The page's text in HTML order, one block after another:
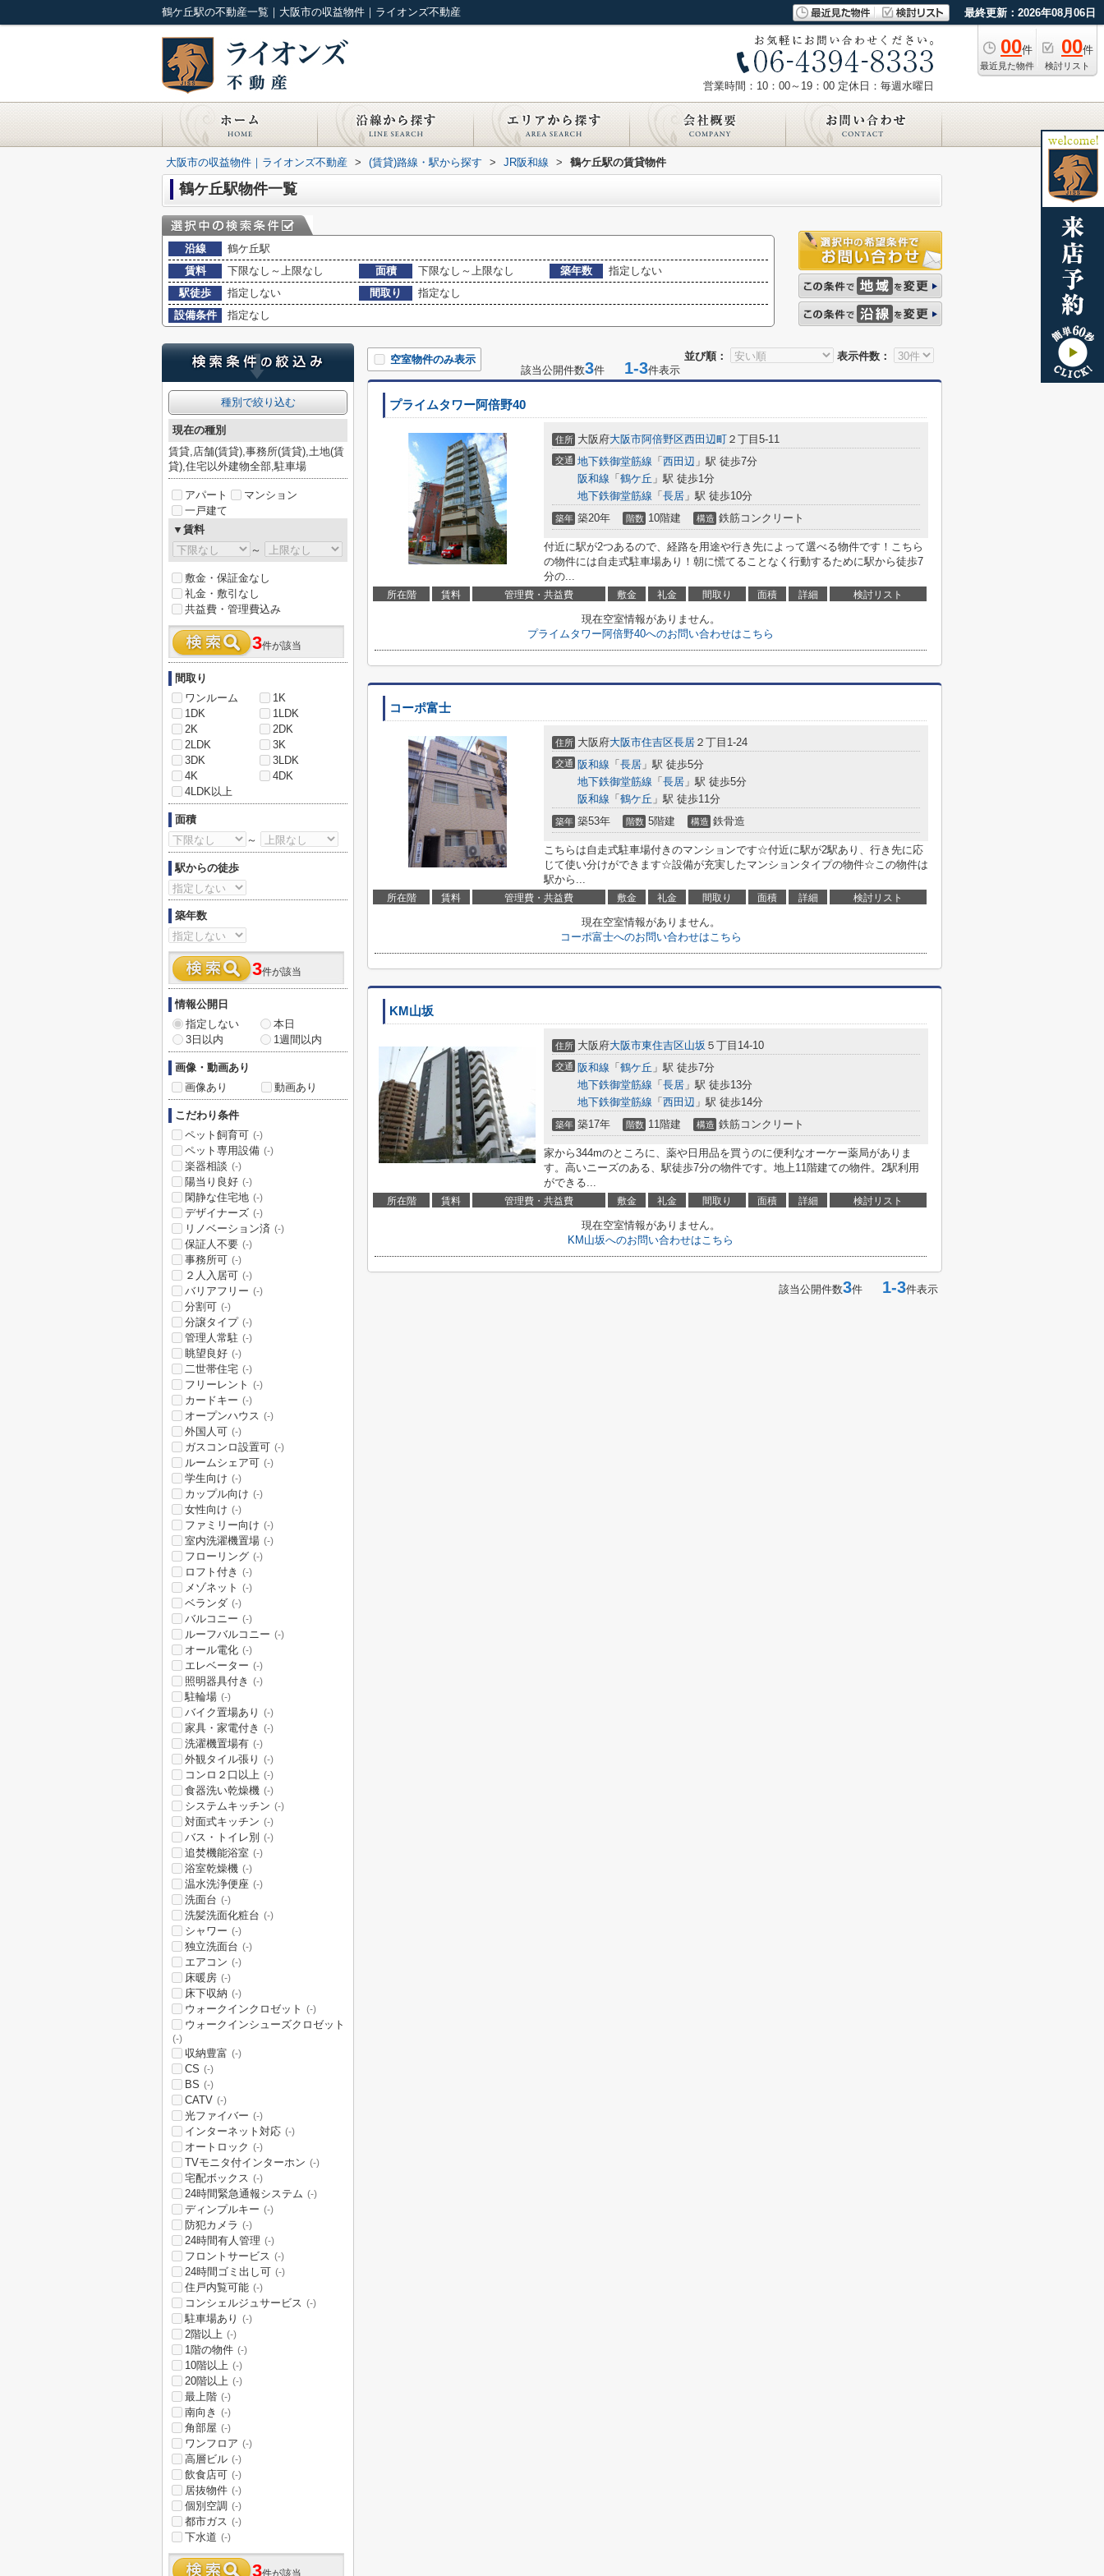
鶴ケ丘駅の不動産一覧｜大阪市の収益物件｜ライオンズ不動産 最終更新：2026年08月06日
00件
最近見た物件
00件
検討リスト
営業時間：10：00～19：00 定休日：毎週水曜日
大阪市の収益物件｜ライオンズ不動産 > (賃貸)路線・駅から探す > JR阪和線 > 鶴ケ丘駅の賃貸物件
鶴ケ丘駅物件一覧
沿線
鶴ケ丘駅
賃料
下限なし～上限なし 面積 下限なし～上限なし 築年数
指定しない
駅徒歩
指定しない 間取り
指定なし
設備条件
指定なし
並び順： 表示件数：
空室物件のみ表示
該当公開件数3件 1-3件表示
プライムタワー阿倍野40
住所 大阪府大阪市阿倍野区西田辺町 ２丁目5-11
交通 地下鉄御堂筋線 「 西田辺 」駅 徒歩7分
阪和線 「 鶴ケ丘 」駅 徒歩1分
地下鉄御堂筋線 「 長居 」駅 徒歩10分
築年 築20年 階数 10階建 構造 鉄筋コンクリート
付近に駅が2つあるので、経路を用途や行き先によって選べる物件です！こちら
の物件には自走式駐車場あり！朝に慌てることなく行動するために駅から徒歩7
分の...
所在階 賃料 管理費・共益費 敷金 礼金 間取り 面積 詳細 検討リスト
現在空室情報がありません。
プライムタワー阿倍野40へのお問い合わせはこちら
コーポ富士
住所 大阪府大阪市住吉区長居 ２丁目1-24
交通 阪和線 「 長居 」駅 徒歩5分
地下鉄御堂筋線 「 長居 」駅 徒歩5分
阪和線 「 鶴ケ丘 」駅 徒歩11分
築年 築53年 階数 5階建 構造 鉄骨造
こちらは自走式駐車場付きのマンションです☆付近に駅が2駅あり、行き先に応
じて使い分けができます☆設備が充実したマンションタイプの物件☆この物件は
駅から...
所在階 賃料 管理費・共益費 敷金 礼金 間取り 面積 詳細 検討リスト
現在空室情報がありません。
コーポ富士へのお問い合わせはこちら
KM山坂
住所 大阪府大阪市東住吉区山坂 ５丁目14-10
交通 阪和線 「 鶴ケ丘 」駅 徒歩7分
地下鉄御堂筋線 「 長居 」駅 徒歩13分
地下鉄御堂筋線 「 西田辺 」駅 徒歩14分
築年 築17年 階数 11階建 構造 鉄筋コンクリート
家から344mのところに、薬や日用品を買うのに便利なオーケー薬局がありま
す。高いニーズのある、駅徒歩7分の物件です。地上11階建ての物件。2駅利用
ができる...
所在階 賃料 管理費・共益費 敷金 礼金 間取り 面積 詳細 検討リスト
現在空室情報がありません。
KM山坂へのお問い合わせはこちら
該当公開件数3件 1-3件表示
種別で絞り込む
現在の種別
賃貸,店舗(賃貸),事務所(賃貸),土地(賃
貸),住宅以外建物全部,駐車場
アパート
マンション
一戸建て
▼賃料
～
敷金・保証金なし
礼金・敷引なし
共益費・管理費込み
3件が該当
間取り
ワンルーム
1K
1DK
1LDK
2K
2DK
2LDK
3K
3DK
3LDK
4K
4DK
4LDK以上
面積
～
駅からの徒歩
築年数
3件が該当
情報公開日
指定しない
本日
3日以内
1週間以内
画像・動画あり
画像あり
動画あり
こだわり条件
ペット飼育可 (-)
ペット専用設備 (-)
楽器相談 (-)
陽当り良好 (-)
閑静な住宅地 (-)
デザイナーズ (-)
リノベーション済 (-)
保証人不要 (-)
事務所可 (-)
２人入居可 (-)
バリアフリー (-)
分割可 (-)
分譲タイプ (-)
管理人常駐 (-)
眺望良好 (-)
二世帯住宅 (-)
フリーレント (-)
カードキー (-)
オープンハウス (-)
外国人可 (-)
ガスコンロ設置可 (-)
ルームシェア可 (-)
学生向け (-)
カップル向け (-)
女性向け (-)
ファミリー向け (-)
室内洗濯機置場 (-)
フローリング (-)
ロフト付き (-)
メゾネット (-)
ベランダ (-)
バルコニー (-)
ルーフバルコニー (-)
オール電化 (-)
エレベーター (-)
照明器具付き (-)
駐輪場 (-)
バイク置場あり (-)
家具・家電付き (-)
洗濯機置場有 (-)
外観タイル張り (-)
コンロ２口以上 (-)
食器洗い乾燥機 (-)
システムキッチン (-)
対面式キッチン (-)
バス・トイレ別 (-)
追焚機能浴室 (-)
浴室乾燥機 (-)
温水洗浄便座 (-)
洗面台 (-)
洗髪洗面化粧台 (-)
シャワー (-)
独立洗面台 (-)
エアコン (-)
床暖房 (-)
床下収納 (-)
ウォークインクロゼット (-)
ウォークインシューズクロゼット
(-)
収納豊富 (-)
CS (-)
BS (-)
CATV (-)
光ファイバー (-)
インターネット対応 (-)
オートロック (-)
TVモニタ付インターホン (-)
宅配ボックス (-)
24時間緊急通報システム (-)
ディンプルキー (-)
防犯カメラ (-)
24時間有人管理 (-)
フロントサービス (-)
24時間ゴミ出し可 (-)
住戸内覧可能 (-)
コンシェルジュサービス (-)
駐車場あり (-)
2階以上 (-)
1階の物件 (-)
10階以上 (-)
20階以上 (-)
最上階 (-)
南向き (-)
角部屋 (-)
ワンフロア (-)
高層ビル (-)
飲食店可 (-)
居抜物件 (-)
個別空調 (-)
都市ガス (-)
下水道 (-)
3件が該当